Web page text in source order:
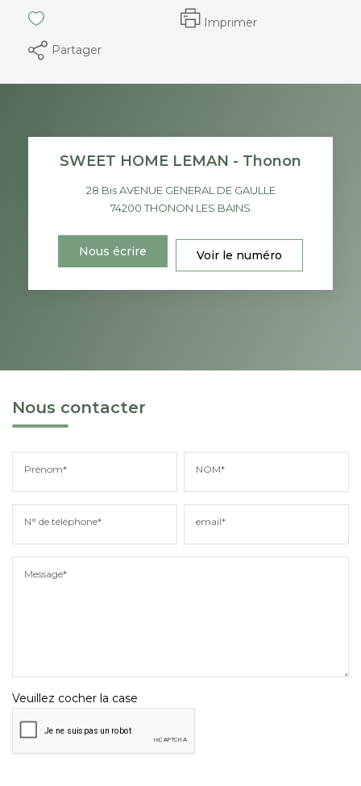
Imprimer
Partager
SWEET HOME LEMAN - Thonon
28 Bis AVENUE GENERAL DE GAULLE
74200THONON LES BAINS
Nous écrire Voir le numéro
Nous contacter
Prénom* NOM*
N° de téléphone* email*
Message*
Veuillez cocher la case